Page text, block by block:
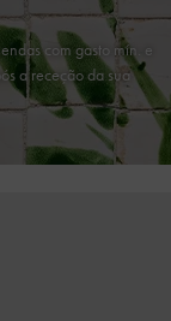
com gasto mín. e
a receção da sua